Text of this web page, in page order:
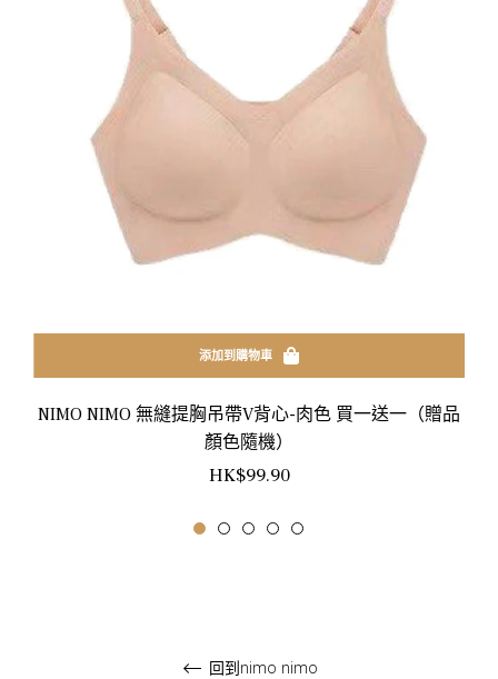
添加到購物車
NIMO NIMO 無縫提胸吊帶V背心-肉色 買一送一（贈品
顏色隨機）
正
價
HK$99.90
回到nimo nimo